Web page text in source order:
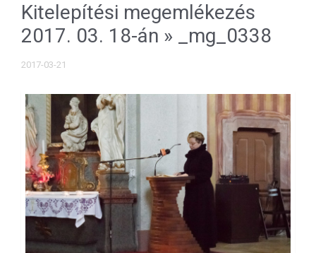
Kitelepítési megemlékezés
2017. 03. 18-án » _mg_0338
2017-03-21